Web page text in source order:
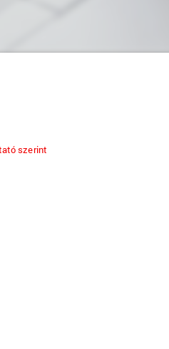
szerint